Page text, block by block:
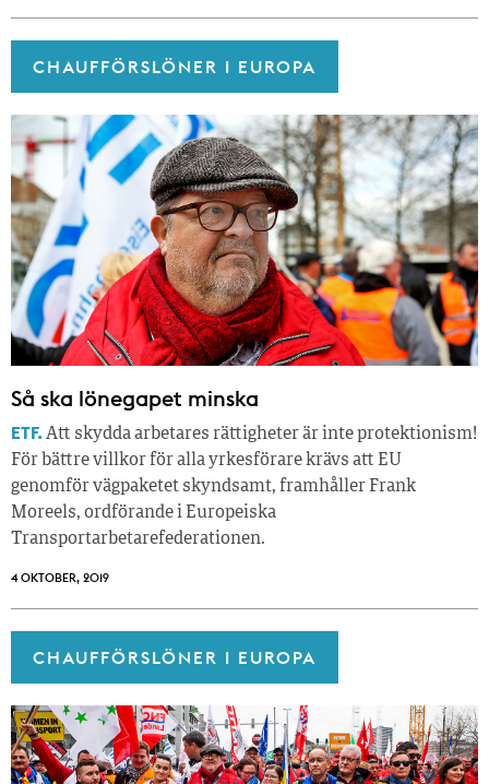
CHAUFFÖRSLÖNER I EUROPA
Så ska lönegapet minska
ETF.Att skydda arbetares rättigheter är inte protektionism!
För bättre villkor för alla yrkesförare krävs att EU
genomför vägpaketet skyndsamt, framhåller Frank
Moreels, ordförande i Europeiska
Transportarbetarefederationen.
4 OKTOBER, 2019
CHAUFFÖRSLÖNER I EUROPA